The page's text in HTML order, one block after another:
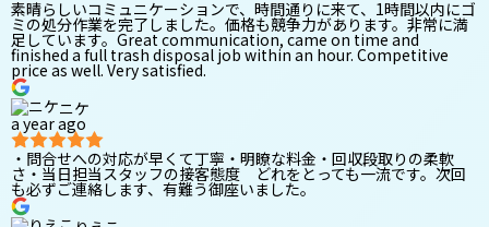
素晴らしいコミュニケーションで、時間通りに来て、1時間以内にゴ
ミの処分作業を完了しました。価格も競争力があります。非常に満
足しています。Great communication, came on time and
finished a full trash disposal job within an hour. Competitive
price as well. Very satisfied.
ニケ
a year ago
・問合せへの対応が早くて丁寧・明瞭な料金・回収段取りの柔軟
さ・当日担当スタッフの接客態度 どれをとっても一流です。次回
も必ずご連絡します、有難う御座いました。